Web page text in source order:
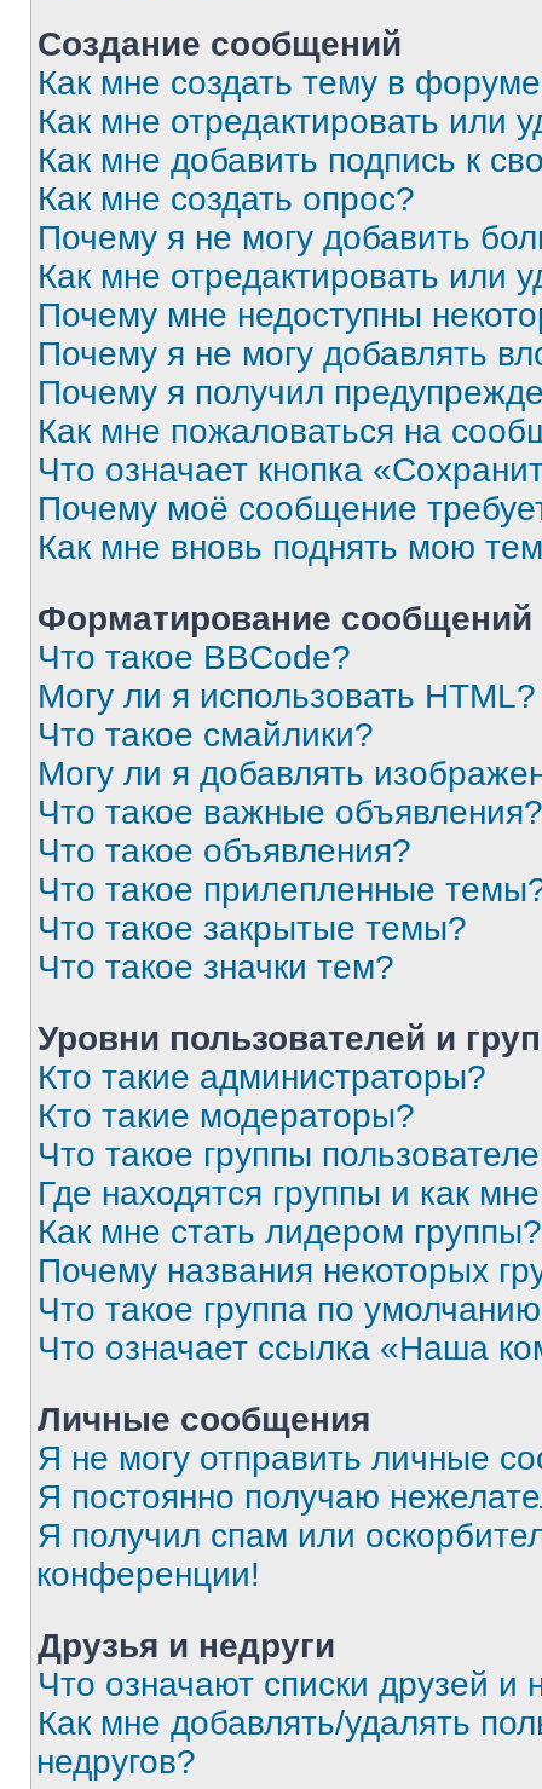
Создание сообщений
Как мне создать тему в
Как мне отредактировать или
Как мне добавить подпись к
Как мне создать опрос?
Почему я не могу добавить
Как мне отредактировать или
Почему мне недоступны
Почему я не могу добавлять
Почему я получил
Как мне пожаловаться на
Что означает кнопка
Почему моё сообщение
Как мне вновь поднять мою
Форматирование
Что такое BBCode?
Могу ли я использовать HTML?
Что такое смайлики?
Могу ли я добавлять
Что такое важные объявления?
Что такое объявления?
Что такое прилепленные
Что такое закрытые темы?
Что такое значки тем?
Уровни пользователей и
Кто такие администраторы?
Кто такие модераторы?
Что такое группы
Где находятся группы и как
Как мне стать лидером группы?
Почему названия некоторых
Что такое группа по
Что означает ссылка «Наша
Личные сообщения
Я не могу отправить личные
Я постоянно получаю
Я получил спам или
конференции!
Друзья и недруги
Что означают списки друзей и
Как мне добавлять/удалять
недругов?